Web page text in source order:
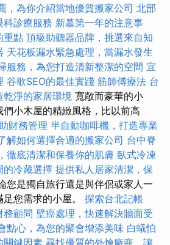
，為你介紹當地優質搬家公司 北部
科診療服務 新墓第一年的注意事
重點 頂級助聽器品牌，挑選來自知
天花板漏水緊急處理，當漏水發生
服務，為您打造清新整潔的空間 宜
谷歌SEO的最佳實踐 筋師傅療法 台
乾淨的家居環境 寬敞而豪華的小
小木屋的精緻風格，比以前高
財務管理 半自動咖啡機，打造專業
解如何選擇合適的搬家公司 台中脊
徹底清潔和保養你的肌膚 臥式冷凍
的冷藏選擇 提供私人居家清潔，保
您是獨自旅行還是與伴侶或家人一
您需求的小屋。 探索台北記帳
務顧問 壁癌處理，快速解決牆面受
點心，為您的聚會增添美味 白蟻怕
關鍵因素 尋找優質的外燴廠商，讓